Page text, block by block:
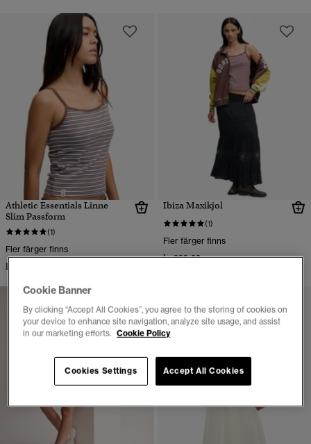
Athletic Essentials Linne
Slim Passform
(1)
Fler färger finns
kr 249,00
Ibiza Maxikjol
(1)
Fler färger finns
kr 999,00
Cookie Banner
By clicking “Accept All Cookies”, you agree to the storing of cookies on
your device to enhance site navigation, analyze site usage, and assist
in our marketing efforts. Cookie Policy
Accept All Cookies
Cookies Settings